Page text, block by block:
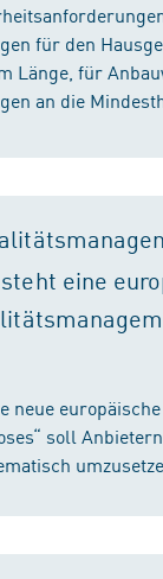
für den
Länge, für
an die
steht eine
neue
soll